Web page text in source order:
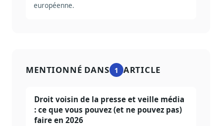
européenne.
MENTIONNÉ DANS 1 ARTICLE
Droit voisin de la presse et veille média
: ce que vous pouvez (et ne pouvez pas)
faire en 2026